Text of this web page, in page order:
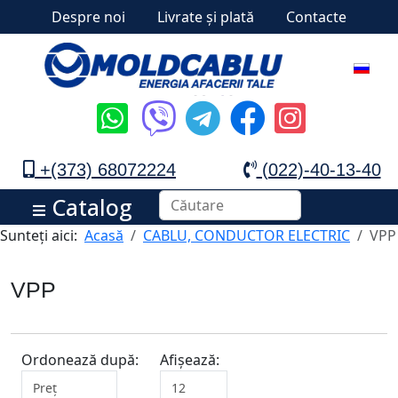
Despre noi Livrate și plată Contacte
+(373) 68072224 (022)-40-13-40
Catalog
Sunteți aici: Acasă CABLU, CONDUCTOR ELECTRIC VPP
VPP
Ordonează după: Afișează: